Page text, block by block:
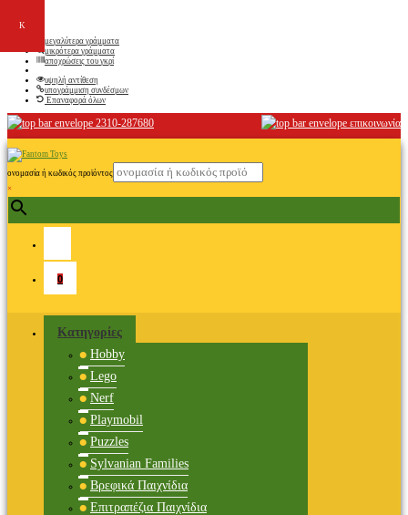
2310-287680 επικοινωνία
ονομασία ή κωδικός προϊόντος
×
0
Κατηγορίες
Hobby
Lego
Nerf
Playmobil
Puzzles
Sylvanian Families
Βρεφικά Παιχνίδια
Επιτραπέζια Παιχνίδια